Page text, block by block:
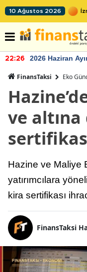
10 Ağustos 2026
22:26 2026 Haziran
FinansTaksi Eko
ve altına
Hazine ve Maliye
yatırımcılara
kira sertifikası
FinansTaksi